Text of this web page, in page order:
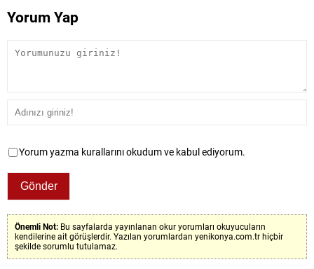
Yorum Yap
Yorum yazma kurallarını okudum ve kabul ediyorum.
Önemli Not: Bu sayfalarda yayınlanan okur yorumları okuyucuların
kendilerine ait görüşlerdir. Yazılan yorumlardan yenikonya.com.tr hiçbir
şekilde sorumlu tutulamaz.